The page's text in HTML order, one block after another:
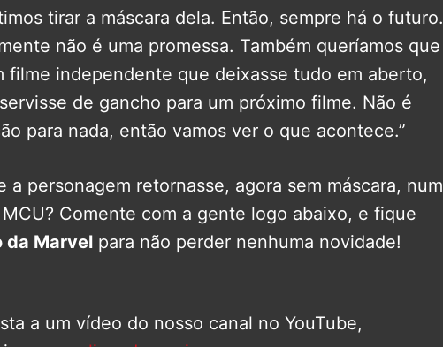
tirar a máscara dela. Então, sempre há o futuro.
não é uma promessa. Também queríamos que
filme independente que deixasse tudo em aberto,
de gancho para um próximo filme. Não é
para nada, então vamos ver o que acontece.”
a personagem retornasse, agora sem máscara, num
Comente com a gente logo abaixo, e fique
da Marvel para não perder nenhuma novidade!
a um vídeo do nosso canal no YouTube,